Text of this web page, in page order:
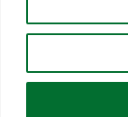
Vida| ©2026 -